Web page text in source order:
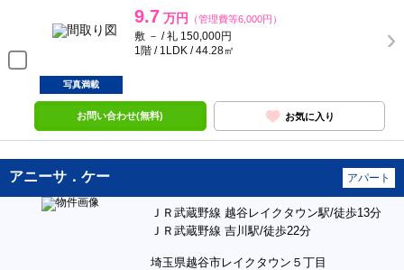
9.7 万円 （管理費等6,000円）
敷 － / 礼 150,000円
1階 / 1LDK / 44.28㎡
写真満載
お問い合わせ(無料) お気に入り
アニーサ．ケー アパート
ＪＲ武蔵野線 越谷レイクタウン駅/徒歩13分
ＪＲ武蔵野線 吉川駅/徒歩22分
埼玉県越谷市レイクタウン５丁目